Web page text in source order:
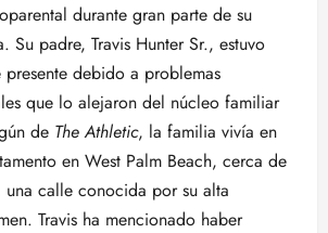
durante gran parte de su
Su padre, Travis Hunter Sr., estuvo
presente debido a problemas
que lo alejaron del núcleo familiar
de The Athletic, la familia vivía en
en West Palm Beach, cerca de
una calle conocida por su alta
Travis ha mencionado haber